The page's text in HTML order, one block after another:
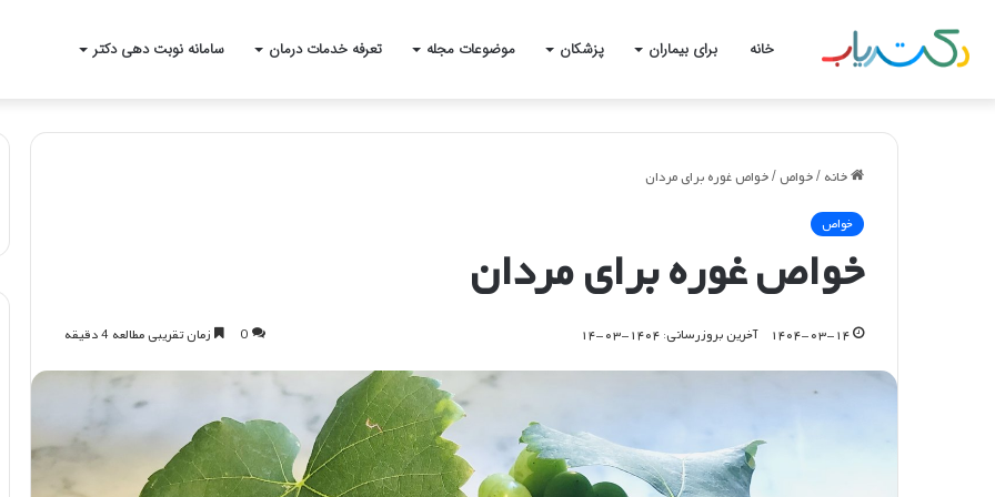
خانه برای بیماران پزشکان موضوعات مجله تعرفه خدمات درمان سامانه نوبت دهی دکتر
خانه /خواص/خواص غوره برای مردان
خواص
خواص غوره برای مردان
۱۴۰۴-۰۳-۱۴ آخرین بروزرسانی: ۱۴۰۴-۰۳-۱۴ 0 زمان تقریبی مطالعه 4 دقیقه